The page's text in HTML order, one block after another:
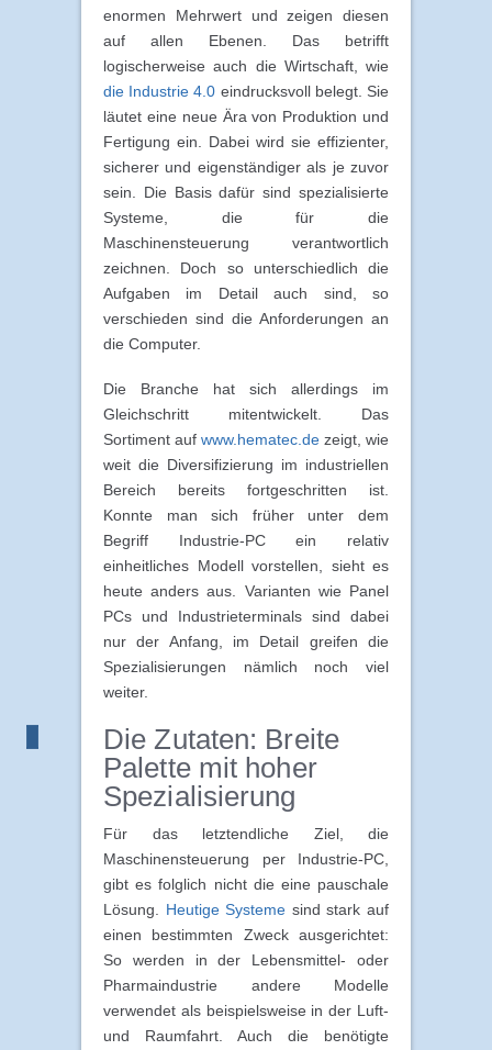
enormen Mehrwert und zeigen diesen
auf allen Ebenen. Das betrifft
logischerweise auch die Wirtschaft, wie
die Industrie 4.0 eindrucksvoll belegt. Sie
läutet eine neue Ära von Produktion und
Fertigung ein. Dabei wird sie effizienter,
sicherer und eigenständiger als je zuvor
sein. Die Basis dafür sind spezialisierte
Systeme, die für die
Maschinensteuerung verantwortlich
zeichnen. Doch so unterschiedlich die
Aufgaben im Detail auch sind, so
verschieden sind die Anforderungen an
die Computer.
Die Branche hat sich allerdings im
Gleichschritt mitentwickelt. Das
Sortiment auf www.hematec.de zeigt, wie
weit die Diversifizierung im industriellen
Bereich bereits fortgeschritten ist.
Konnte man sich früher unter dem
Begriff Industrie-PC ein relativ
einheitliches Modell vorstellen, sieht es
heute anders aus. Varianten wie Panel
PCs und Industrieterminals sind dabei
nur der Anfang, im Detail greifen die
Spezialisierungen nämlich noch viel
weiter.
Die Zutaten: Breite
Palette mit hoher
Spezialisierung
Für das letztendliche Ziel, die
Maschinensteuerung per Industrie-PC,
gibt es folglich nicht die eine pauschale
Lösung. Heutige Systeme sind stark auf
einen bestimmten Zweck ausgerichtet:
So werden in der Lebensmittel- oder
Pharmaindustrie andere Modelle
verwendet als beispielsweise in der Luft-
und Raumfahrt. Auch die benötigte